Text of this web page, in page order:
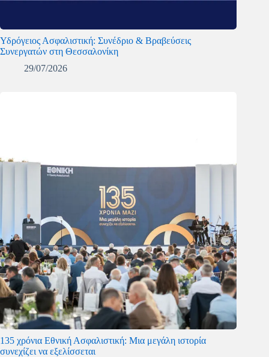
Υδρόγειος Ασφαλιστική: Συνέδριο & Βραβεύσεις
Συνεργατών στη Θεσσαλονίκη
29/07/2026
135 χρόνια Εθνική Ασφαλιστική: Μια μεγάλη ιστορία
συνεχίζει να εξελίσσεται